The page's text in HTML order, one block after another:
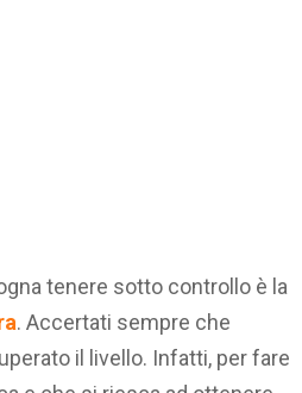
tenere sotto controllo è la
. Accertati sempre che
il livello. Infatti, per fare